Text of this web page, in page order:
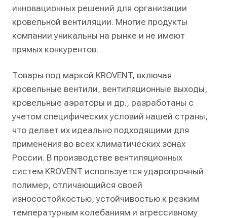
инновационных решений для организации
кровельной вентиляции. Многие продукты
компании уникальны на рынке и не имеют
прямых конкурентов.
Товары под маркой KROVENT, включая
кровельные вентили, вентиляционные выходы,
кровельные аэраторы и др., разработаны с
учетом специфических условий нашей страны,
что делает их идеально подходящими для
применения во всех климатических зонах
России. В производстве вентиляционных
систем KROVENT используется ударопрочный
полимер, отличающийся своей
износостойкостью, устойчивостью к резким
температурным колебаниям и агрессивному